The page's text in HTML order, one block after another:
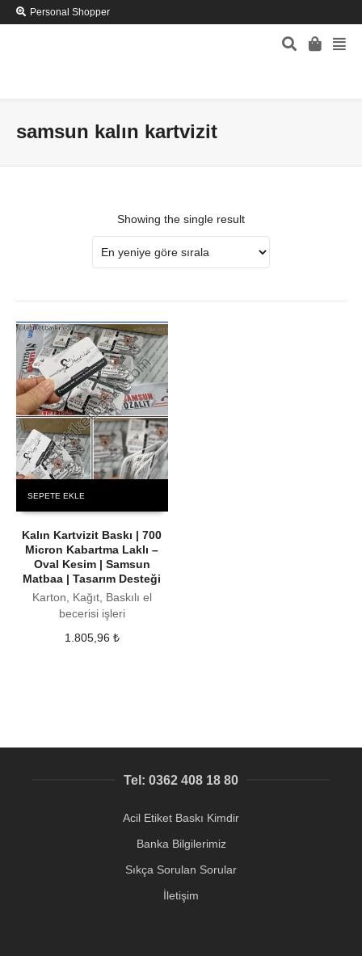
Personal Shopper
samsun kalın kartvizit
Showing the single result
SEPETE EKLE
Kalın Kartvizit Baskı | 700
Micron Kabartma Laklı –
Oval Kesim | Samsun
Matbaa | Tasarım Desteği
Karton, Kağıt, Baskılı el
becerisi işleri
1.805,96 ₺
Tel: 0362 408 18 80
Acil Etiket Baskı Kimdir
Banka Bilgilerimiz
Sıkça Sorulan Sorular
İletişim